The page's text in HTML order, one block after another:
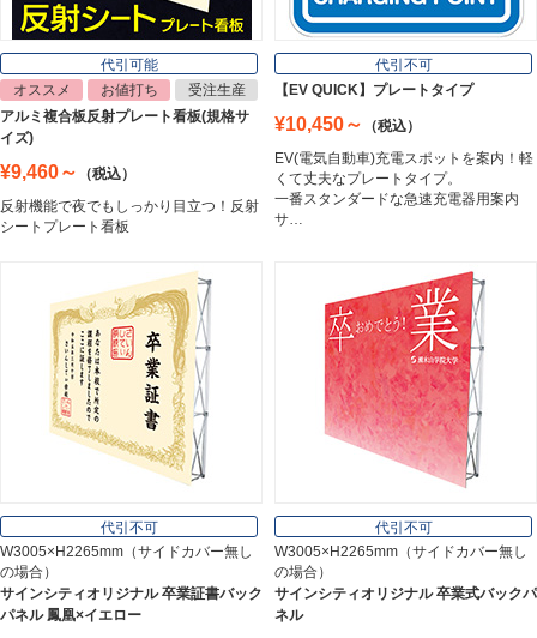
看板照明
Lighting Equipment
トラスコ中山
Trusco Nakayama
インテリア
Interior
オフィス用品
Office Supplies
ステンレス切文字
Stainless Sign
代引可能
オススメ
お値打ち
受注生産
アルミ複合板反射プレート看板(規格サ
イズ)
¥9,460～
（税込）
反射機能で夜でもしっかり目立つ！反射
シートプレート看板
代引不可
【EV QUICK】プレートタイプ
¥10,450～
（税込）
EV(電気自動車)充電スポットを案内！軽
くて丈夫なプレートタイプ。
一番スタンダードな急速充電器用案内
サ…
代引不可
W3005×H2265mm（サイドカバー無し
の場合）
サインシティオリジナル 卒業証書バック
パネル 鳳凰×イエロー
代引不可
W3005×H2265mm（サイドカバー無し
の場合）
サインシティオリジナル 卒業式バックパ
ネル